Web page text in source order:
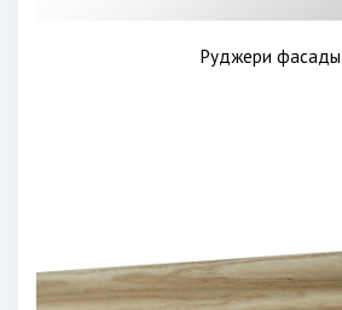
Руджери фасады